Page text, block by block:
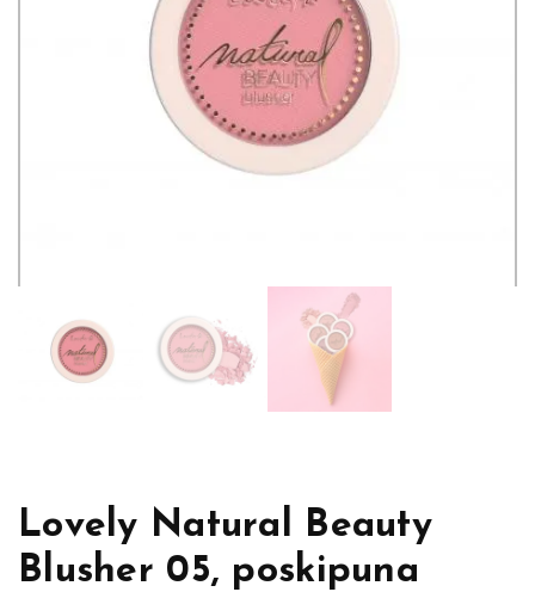
Lovely Natural Beauty
Blusher 05, poskipuna